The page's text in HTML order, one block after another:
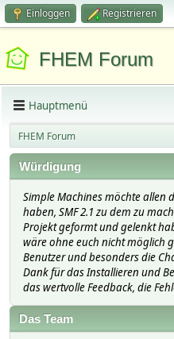
Einloggen Registrieren
FHEM Forum
Hauptmenü
FHEM Forum
Würdigung
Simple Machines möchte allen
haben, SMF 2.1 zu dem zu
Projekt geformt und gelenkt
wäre ohne euch nicht möglich
Benutzer und besonders die
Dank für das Installieren und
das wertvolle Feedback, die
Das Team